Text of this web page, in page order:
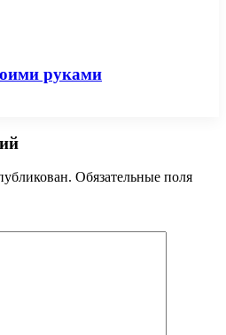
руками
Обязательные поля